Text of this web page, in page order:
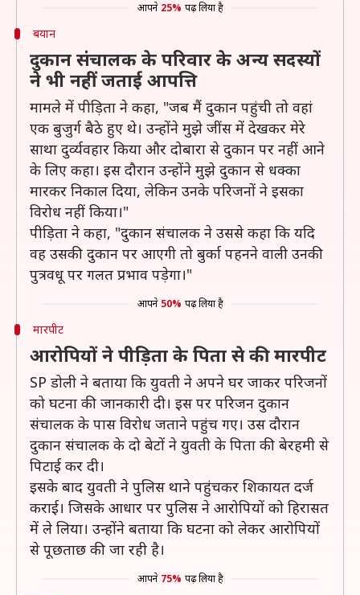
आपने 25% पढ़ लिया है
बयान
दुकान संचालक के परिवार के अन्य सदस्यों
ने भी नहीं जताई आपत्ति
मामले में पीड़िता ने कहा, "जब मैं दुकान पहुंची तो वहां
एक बुजुर्ग बैठे हुए थे। उन्होंने मुझे जींस में देखकर मेरे
साथा दुर्व्यवहार किया और दोबारा से दुकान पर नहीं आने
के लिए कहा। इस दौरान उन्होंने मुझे दुकान से धक्का
मारकर निकाल दिया, लेकिन उनके परिजनों ने इसका
विरोध नहीं किया।"
पीड़िता ने कहा, "दुकान संचालक ने उससे कहा कि यदि
वह उसकी दुकान पर आएगी तो बुर्का पहनने वाली उनकी
पुत्रवधू पर गलत प्रभाव पड़ेगा।"
आपने 50% पढ़ लिया है
मारपीट
आरोपियों ने पीड़िता के पिता से की मारपीट
SP डोली ने बताया कि युवती ने अपने घर जाकर परिजनों
को घटना की जानकारी दी। इस पर परिजन दुकान
संचालक के पास विरोध जताने पहुंच गए। उस दौरान
दुकान संचालक के दो बेटों ने युवती के पिता की बेरहमी से
पिटाई कर दी।
इसके बाद युवती ने पुलिस थाने पहुंचकर शिकायत दर्ज
कराई। जिसके आधार पर पुलिस ने आरोपियों को हिरासत
में ले लिया। उन्होंने बताया कि घटना को लेकर आरोपियों
से पूछताछ की जा रही है।
आपने 75% पढ़ लिया है